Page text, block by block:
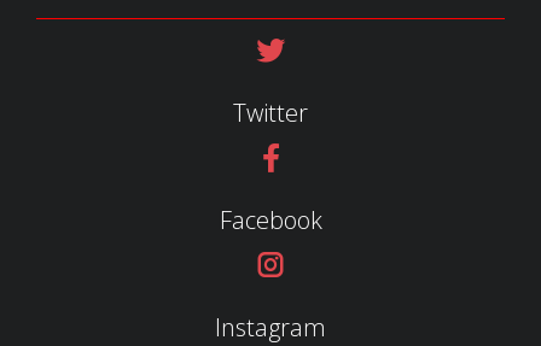
Twitter
Facebook
Instagram